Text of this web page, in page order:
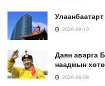
2026-08-10
Даян аварга
наадмын
2026-08-08